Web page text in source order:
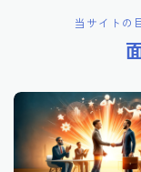
当サイトの